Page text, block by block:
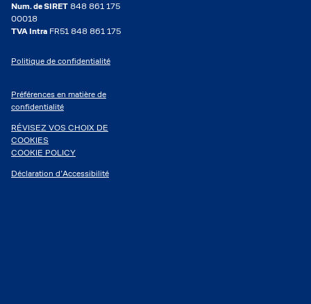
Num. de SIRET 848 861 175
00018
TVA Intra FR51 848 861 175
Politique de confidentialité
Préférences en matière de
confidentialité
RÉVISEZ VOS CHOIX DE
COOKIES
COOKIE POLICY
Déclaration d’Accessibilité